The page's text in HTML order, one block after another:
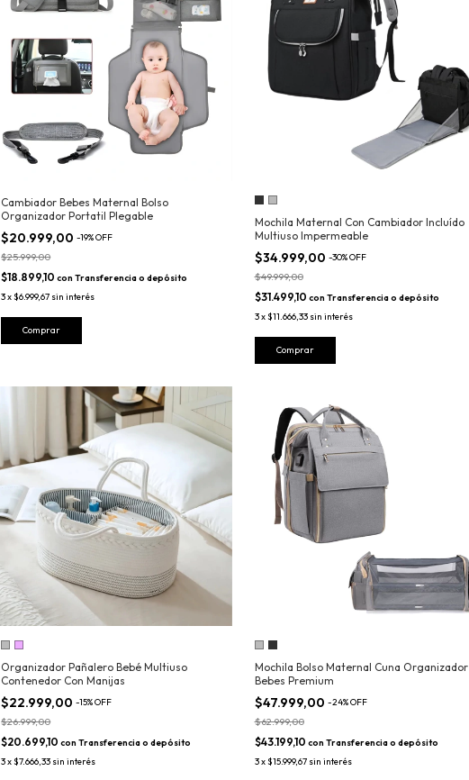
Cambiador Bebes Maternal Bolso
Organizador Portatil Plegable
$20.999,00-19%OFF
$25.999,00
$18.899,10con Transferencia o depósito
3x$6.999,67 sin interés
Mochila Maternal Con Cambiador Incluído
Multiuso Impermeable
$34.999,00 -30%OFF
$49.999,00
$31.499,10 con Transferencia o depósito
3x$11.666,33 sin interés
Comprar
Organizador Pañalero Bebé Multiuso
Contenedor Con Manijas
$22.999,00-15%OFF
$26.999,00
$20.699,10con Transferencia o depósito
3x$7.666,33 sin interés
Mochila Bolso Maternal Cuna Organizador
Bebes Premium
$47.999,00 -24%OFF
$62.999,00
$43.199,10 con Transferencia o depósito
3x$15.999,67 sin interés